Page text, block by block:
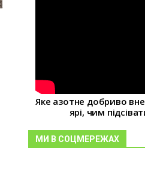
Яке азотне добриво
ярі, чим
МИ В СОЦМЕРЕЖАХ